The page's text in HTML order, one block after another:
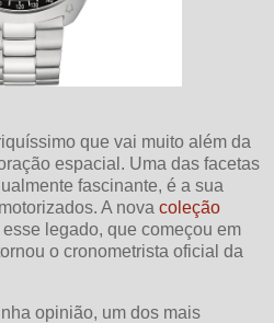
que vai muito além da
espacial. Uma das facetas
fascinante, é a sua
A nova coleção
legado, que começou em
o cronometrista oficial da
opinião, um dos mais